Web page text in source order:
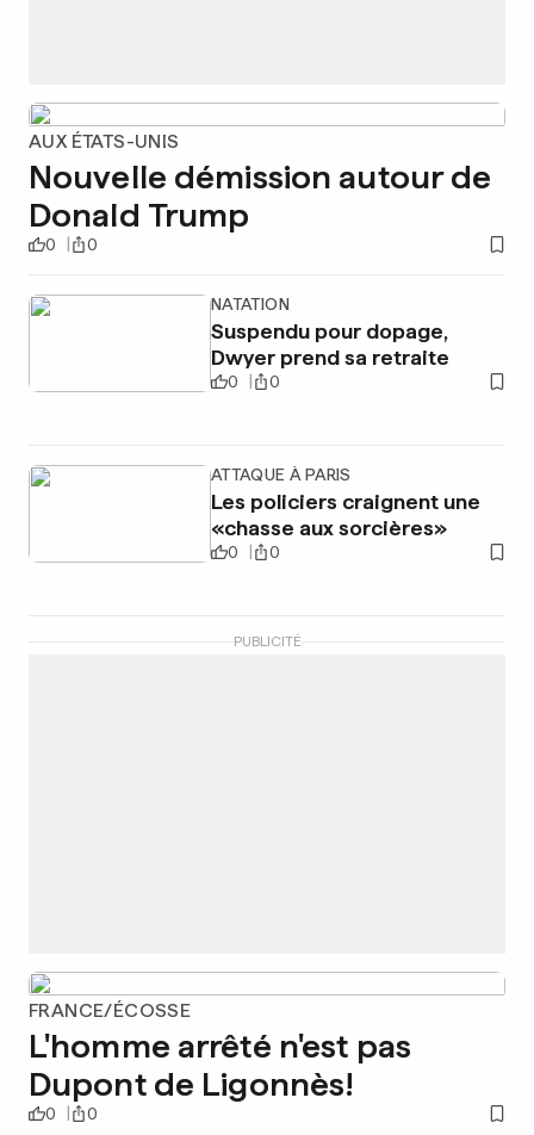
AUX ÉTATS-UNIS
Nouvelle démission autour de
Donald Trump
0 0
NATATION
Suspendu pour dopage,
Dwyer prend sa retraite
0 0
ATTAQUE À PARIS
Les policiers craignent une
«chasse aux sorcières»
0 0
PUBLICITÉ
FRANCE/ÉCOSSE
L'homme arrêté n'est pas
Dupont de Ligonnès!
0 0